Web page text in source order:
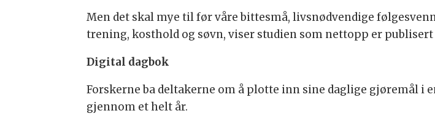
Men det skal mye til før våre bittesmå, livsnødvendige
trening, kosthold og søvn, viser studien som nettopp er
Digital dagbok
Forskerne ba deltakerne om å plotte inn sine daglige gjøremål i
gjennom et helt år.